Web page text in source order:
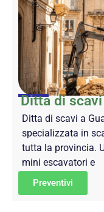
Ditta di
Ditta di scavi a
specializzata in
tutta la provincia.
mini escavatori e
Preventivi